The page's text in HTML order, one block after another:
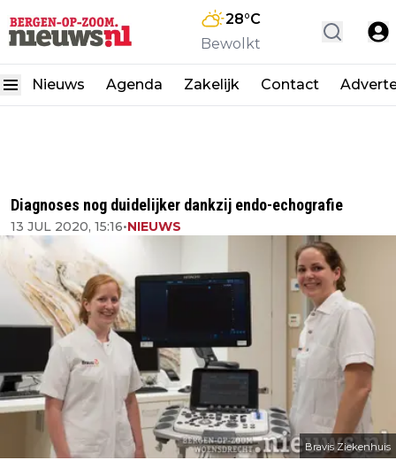
28°C
Bewolkt
Nieuws Agenda Zakelijk Contact
Diagnoses nog duidelijker dankzij endo-echografie
13 JUL 2020, 15:16•NIEUWS
Bravis Ziekenhuis